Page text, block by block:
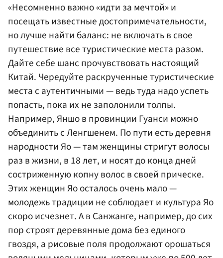
«Несомненно важно «идти за мечтой» и
посещать известные достопримечательности,
но лучше найти баланс: не включать в свое
путешествие все туристические места разом.
Дайте себе шанс прочувствовать настоящий
Китай. Чередуйте раскрученные туристические
места с аутентичными — ведь туда надо успеть
попасть, пока их не заполонили толпы.
Например, Яншо в провинции Гуанси можно
объединить с Ленгшенем. По пути есть деревня
народности Яо — там женщины стригут волосы
раз в жизни, в 18 лет, и носят до конца дней
состриженную копну волос в своей прическе.
Этих женщин Яо осталось очень мало —
молодежь традиции не соблюдает и культура Яо
скоро исчезнет. А в Санжанге, например, до сих
пор строят деревянные дома без единого
гвоздя, а рисовые поля продолжают орошаться